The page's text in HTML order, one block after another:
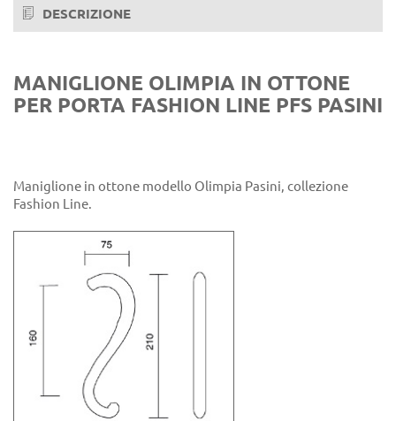
DESCRIZIONE
MANIGLIONE OLIMPIA IN OTTONE
PER PORTA FASHION LINE PFS PASINI
Maniglione in ottone modello Olimpia Pasini, collezione
Fashion Line.